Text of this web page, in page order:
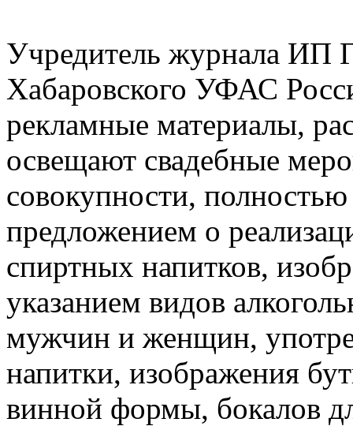
Учредитель журнала ИП
Хабаровского УФАС
рекламные материалы,
освещают свадебные
совокупности,
предложением о
спиртных напитков,
указанием видов
мужчин и женщин,
напитки, изображения
винной формы, бокалов